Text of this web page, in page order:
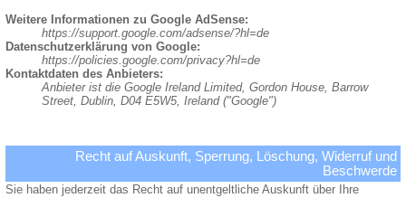
Weitere Informationen zu Google AdSense:
https://support.google.com/adsense/?hl=de
Datenschutzerklärung von Google:
https://policies.google.com/privacy?hl=de
Kontaktdaten des Anbieters:
Anbieter ist die Google Ireland Limited, Gordon House, Barrow
Street, Dublin, D04 E5W5, Ireland ("Google")
Recht auf Auskunft, Sperrung, Löschung, Widerruf und
Beschwerde
Sie haben jederzeit das Recht auf unentgeltliche Auskunft über Ihre